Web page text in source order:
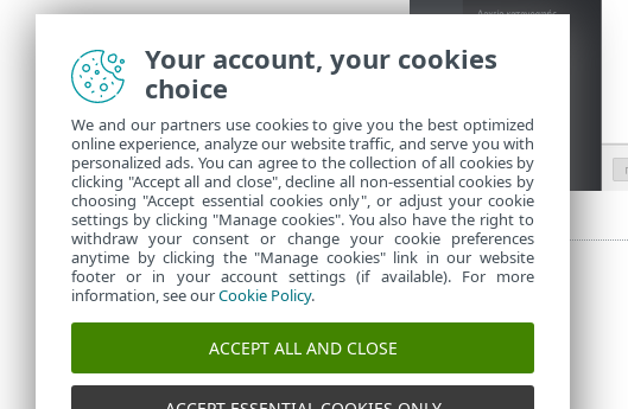
Your account, your cookies
choice
We and our partners use cookies to give you the best optimized
online experience, analyze our website traffic, and serve you with
personalized ads. You can agree to the collection of all cookies by
clicking "Accept all and close", decline all non-essential cookies by
choosing "Accept essential cookies only", or adjust your cookie
settings by clicking "Manage cookies". You also have the right to
withdraw your consent or change your cookie preferences
anytime by clicking the "Manage cookies" link in our website
footer or in your account settings (if available). For more
information, see ourCookie Policy.
ACCEPT ALL AND CLOSE